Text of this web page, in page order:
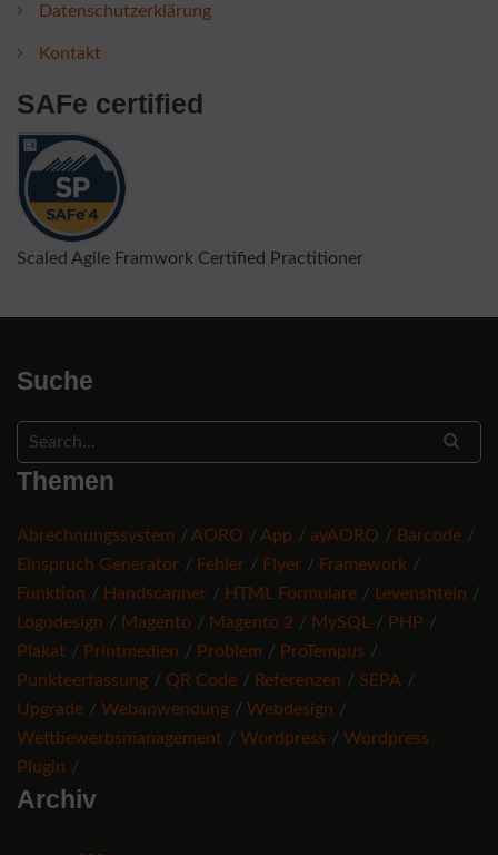
Datenschutzerklärung
Kontakt
SAFe certified
Scaled Agile Framwork Certified Practitioner
Suche
Themen
Abrechnungssystem AORO App ayAORO
Barcode
Einspruch Generator
Fehler Flyer
Framework
Funktion
Handscanner HTML Formulare
Levenshtein
Logodesign
Magento Magento 2 MySQL
PHP
Plakat
Printmedien Problem
ProTempus
Punkteerfassung
QR Code Referenzen
SEPA
Upgrade
Webanwendung
Webdesign
Wettbewerbsmanagement
Wordpress
Wordpress
Plugin
Archiv